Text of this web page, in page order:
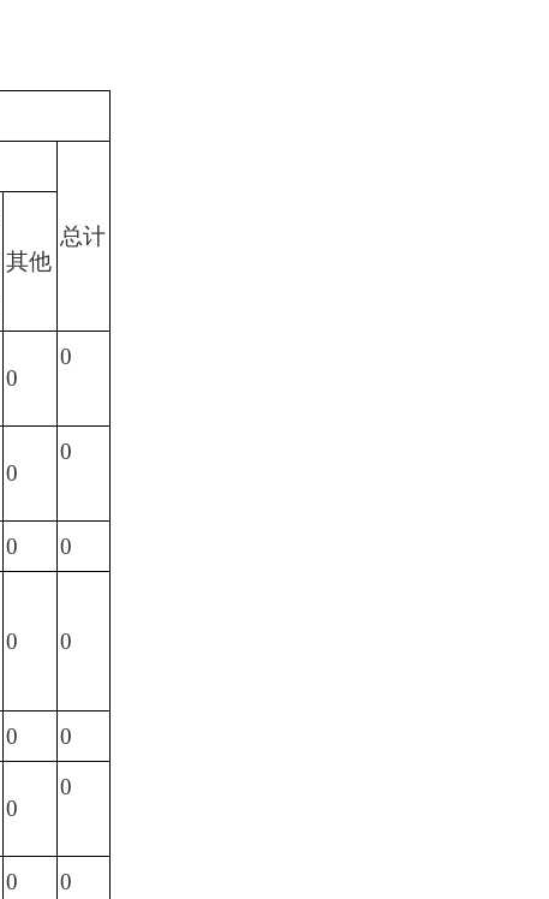
总计
其他
0
0
0
0
0
0
0 0
0
0
0
0
0
0